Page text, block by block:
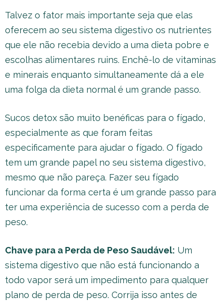
Talvez o fator mais importante seja que elas
oferecem ao seu sistema digestivo os nutrientes
que ele não recebia devido a uma dieta pobre e
escolhas alimentares ruins. Enchê-lo de vitaminas
e minerais enquanto simultaneamente dá a ele
uma folga da dieta normal é um grande passo.
Sucos detox são muito benéficas para o fígado,
especialmente as que foram feitas
especificamente para ajudar o fígado. O fígado
tem um grande papel no seu sistema digestivo,
mesmo que não pareça. Fazer seu fígado
funcionar da forma certa é um grande passo para
ter uma experiência de sucesso com a perda de
peso.
Chave para a Perda de Peso Saudável: Um
sistema digestivo que não está funcionando a
todo vapor será um impedimento para qualquer
plano de perda de peso. Corrija isso antes de